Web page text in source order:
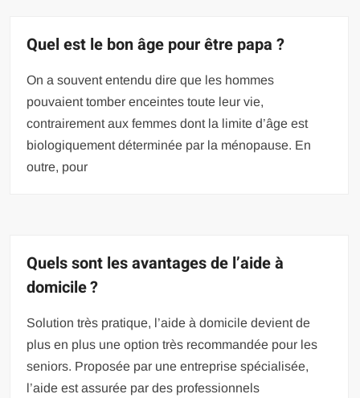
Quel est le bon âge pour être papa ?
On a souvent entendu dire que les hommes
pouvaient tomber enceintes toute leur vie,
contrairement aux femmes dont la limite d’âge est
biologiquement déterminée par la ménopause. En
outre, pour
Quels sont les avantages de l’aide à
domicile ?
Solution très pratique, l’aide à domicile devient de
plus en plus une option très recommandée pour les
seniors. Proposée par une entreprise spécialisée,
l’aide est assurée par des professionnels